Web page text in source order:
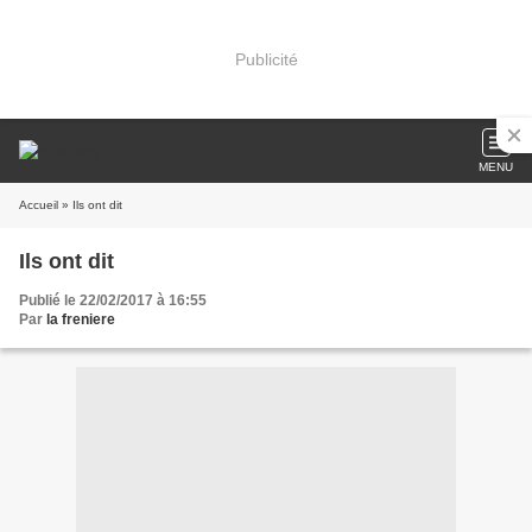
Publicité
MENU
Accueil » Ils ont dit
Ils ont dit
Publié le 22/02/2017 à 16:55
Par la freniere